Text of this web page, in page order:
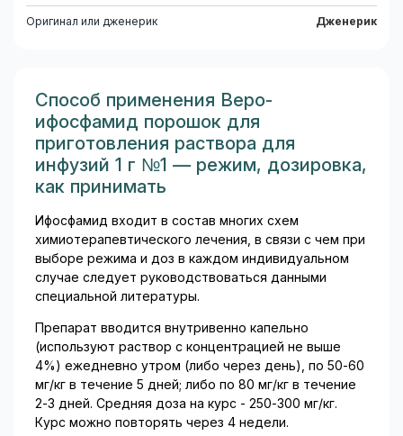
Оригинал или дженерик Дженерик
Способ применения Веро-
ифосфамид порошок для
приготовления раствора для
инфузий 1 г №1 — режим, дозировка,
как принимать
Ифосфамид входит в состав многих схем
химиотерапевтического лечения, в связи с чем при
выборе режима и доз в каждом индивидуальном
случае следует руководствоваться данными
специальной литературы.
Препарат вводится внутривенно капельно
(используют раствор с концентрацией не выше
4%) ежедневно утром (либо через день), по 50-60
мг/кг в течение 5 дней; либо по 80 мг/кг в течение
2-3 дней. Средняя доза на курс - 250-300 мг/кг.
Курс можно повторять через 4 недели.